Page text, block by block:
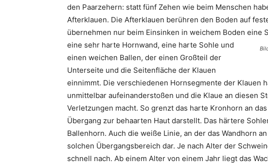
den Paarzehern: statt fünf Zehen wie beim Menschen
Afterklauen. Die Afterklauen berühren den Boden auf
übernehmen nur beim Einsinken in weichem Boden eine
eine sehr harte Hornwand, eine harte Sohle und
einen weichen Ballen, der einen Großteil der
Unterseite und die Seitenfläche der Klauen
einnimmt. Die verschiedenen Hornsegmente der Klauen
unmittelbar aufeinanderstoßen und die Klaue an diesen
Verletzungen macht. So grenzt das harte Kronhorn an
Übergang zur behaarten Haut darstellt. Das härtere
Ballenhorn. Auch die weiße Linie, an der das Wandhorn
solchen Übergangsbereich dar. Je nach Alter der
schnell nach. Ab einem Alter von einem Jahr liegt das